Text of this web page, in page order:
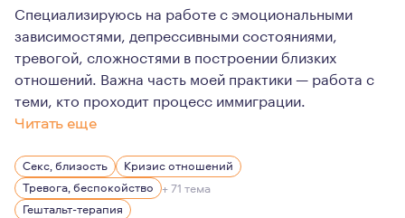
Специализируюсь на работе с эмоциональными
зависимостями, депрессивными состояниями,
тревогой, сложностями в построении близких
отношений. Важна часть моей практики — работа с
теми, кто проходит процесс иммиграции.
Читать еще
Все мои профессии так или иначе были связанны с
Для меня терапия это в первую очередь практика
Секс, близость
Кризис отношений
Тревога, беспокойство + 71 тема
Гештальт-терапия